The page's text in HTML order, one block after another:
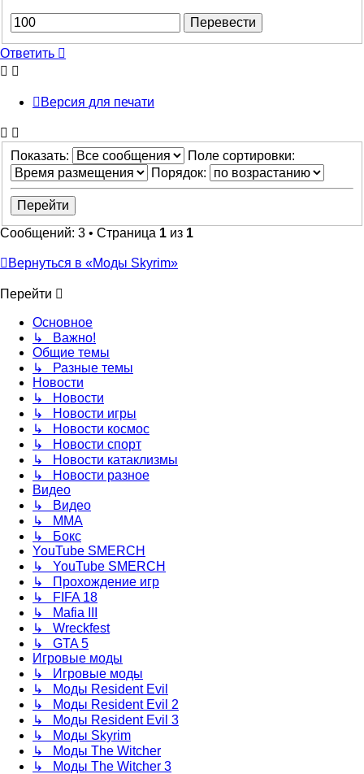
Ответить
Версия для печати
Показать:
Поле сортировки:
Порядок:
Сообщений: 3 • Страница 1 из 1
Вернуться в «Моды Skyrim»
Перейти
Основное
↳ Важно!
Общие темы
↳ Разные темы
Новости
↳ Новости
↳ Новости игры
↳ Новости космос
↳ Новости спорт
↳ Новости катаклизмы
↳ Новости разное
Видео
↳ Видео
↳ ММА
↳ Бокс
YouTube SMERCH
↳ YouTube SMERCH
↳ Прохождение игр
↳ FIFA 18
↳ Mafia III
↳ Wreckfest
↳ GTA 5
Игровые моды
↳ Игровые моды
↳ Моды Resident Evil
↳ Моды Resident Evil 2
↳ Моды Resident Evil 3
↳ Моды Skyrim
↳ Моды The Witcher
↳ Моды The Witcher 3